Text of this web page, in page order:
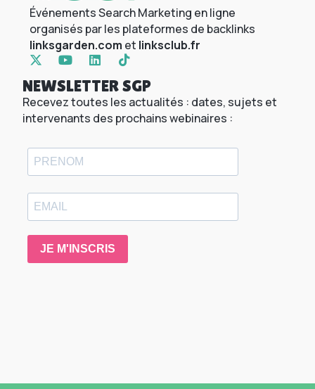
Événements Search Marketing en ligne
organisés par les plateformes de backlinks
linksgarden.com et linksclub.fr
NEWSLETTER SGP
Recevez toutes les actualités : dates, sujets et
intervenants des prochains webinaires :
JE M'INSCRIS